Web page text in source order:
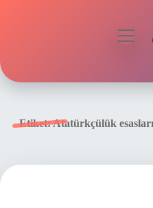
Etiket:Atatürkçülük